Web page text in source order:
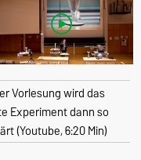
Vorlesung wird das
Experiment dann so
(Youtube, 6:20 Min)